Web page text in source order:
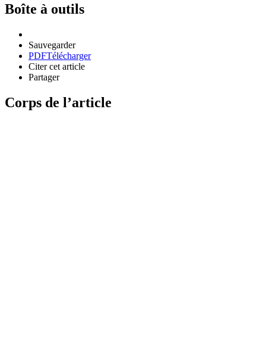
Boîte à outils
Sauvegarder
PDFTélécharger
Citer cet article
Partager
Corps de l’article